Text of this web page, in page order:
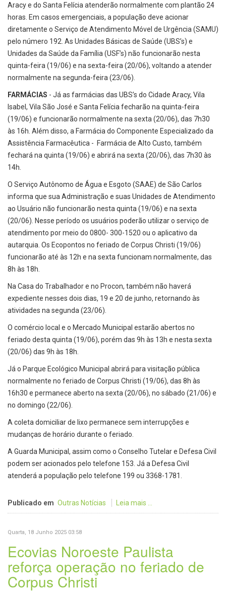
Aracy e do Santa Felícia atenderão normalmente com plantão 24
horas. Em casos emergenciais, a população deve acionar
diretamente o Serviço de Atendimento Móvel de Urgência (SAMU)
pelo número 192. As Unidades Básicas de Saúde (UBS’s) e
Unidades da Saúde da Família (USF’s) não funcionarão nesta
quinta-feira (19/06) e na sexta-feira (20/06), voltando a atender
normalmente na segunda-feira (23/06).
FARMÁCIAS - Já as farmácias das UBS’s do Cidade Aracy, Vila
Isabel, Vila São José e Santa Felícia fecharão na quinta-feira
(19/06) e funcionarão normalmente na sexta (20/06), das 7h30
às 16h. Além disso, a Farmácia do Componente Especializado da
Assistência Farmacêutica - Farmácia de Alto Custo, também
fechará na quinta (19/06) e abrirá na sexta (20/06), das 7h30 às
14h.
O Serviço Autônomo de Água e Esgoto (SAAE) de São Carlos
informa que sua Administração e suas Unidades de Atendimento
ao Usuário não funcionarão nesta quinta (19/06) e na sexta
(20/06). Nesse período os usuários poderão utilizar o serviço de
atendimento por meio do 0800- 300-1520 ou o aplicativo da
autarquia. Os Ecopontos no feriado de Corpus Christi (19/06)
funcionarão até às 12h e na sexta funcionam normalmente, das
8h às 18h.
Na Casa do Trabalhador e no Procon, também não haverá
expediente nesses dois dias, 19 e 20 de junho, retornando às
atividades na segunda (23/06).
O comércio local e o Mercado Municipal estarão abertos no
feriado desta quinta (19/06), porém das 9h às 13h e nesta sexta
(20/06) das 9h às 18h.
Já o Parque Ecológico Municipal abrirá para visitação pública
normalmente no feriado de Corpus Christi (19/06), das 8h às
16h30 e permanece aberto na sexta (20/06), no sábado (21/06) e
no domingo (22/06).
A coleta domiciliar de lixo permanece sem interrupções e
mudanças de horário durante o feriado.
A Guarda Municipal, assim como o Conselho Tutelar e Defesa Civil
podem ser acionados pelo telefone 153. Já a Defesa Civil
atenderá a população pelo telefone 199 ou 3368-1781.
Publicado em Outras Notícias Leia mais ...
Quarta, 18 Junho 2025 03:58
Ecovias Noroeste Paulista
reforça operação no feriado de
Corpus Christi